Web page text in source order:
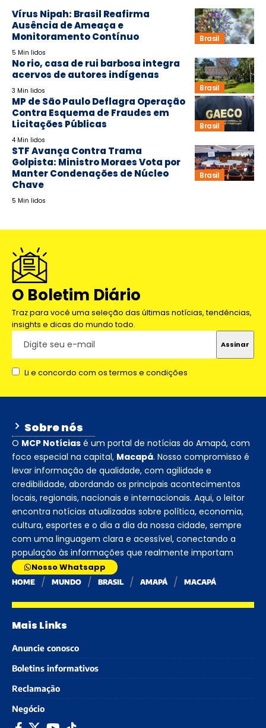
Brasil
Vírus Nipah: Brasil Reafirma
Ausência de Ameaça e
Monitoramento Contínuo
5 Min lidos
Brasil
No rio, casa de rui barbosa integra
acervos de autores indígenas
3 Min lidos
Brasil
MP de São Paulo Deflagra Operação
Contra Esquema de Fraudes em
Licitações Públicas
4 Min lidos
Brasil
STF Avança Contra Trama
Golpista: Ministro Moraes Vota por
Manter Condenações de Núcleo
Chave
5 Min lidos
O Boletim Diário
Traz para você uma seleção das últimas notícias, tendências,
insights e dicas do mundo todo.
Li e concordo com os termos e condições
Sobre nós
O MCP Notícias é um portal de notícias do Amapá, com
foco especial na capital, Macapá. Nosso compromisso é
levar informação de qualidade, com agilidade e
credibilidade, abordando os principais acontecimentos
locais, regionais, nacionais e internacionais. Aqui, o leitor
encontra notícias atualizadas sobre política, economia,
cultura, esportes e o dia a dia da nossa cidade, sempre
com uma linguagem clara e acessível, conectando a
população às informações que realmente importam
Nosso Whatsapp
HOME MUNDO BRASIL AMAPÁ MACAPÁ
Mais Links
Anuncie conosco
Boletins informativos
Reclamação
Negócio